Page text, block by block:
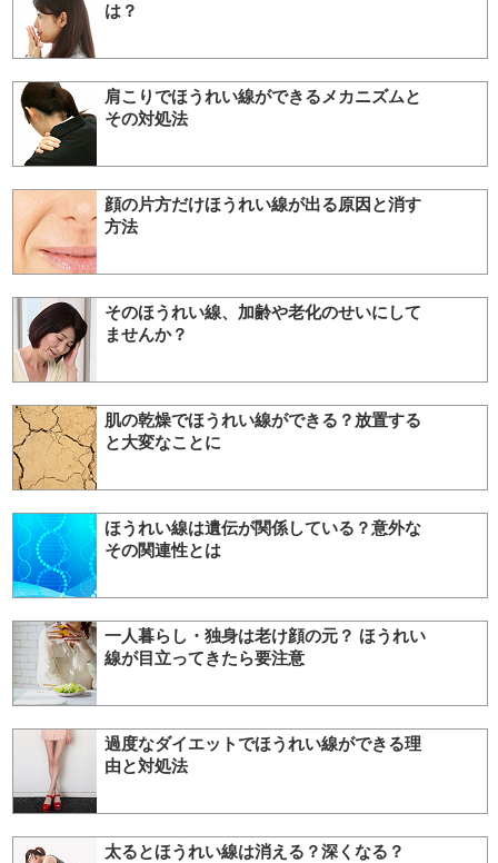
は？
肩こりでほうれい線ができるメカニズムと
その対処法
顔の片方だけほうれい線が出る原因と消す
方法
そのほうれい線、加齢や老化のせいにして
ませんか？
肌の乾燥でほうれい線ができる？放置する
と大変なことに
ほうれい線は遺伝が関係している？意外な
その関連性とは
一人暮らし・独身は老け顔の元？ ほうれい
線が目立ってきたら要注意
過度なダイエットでほうれい線ができる理
由と対処法
太るとほうれい線は消える？深くなる？